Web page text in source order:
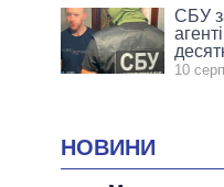
СБУ
10
НОВИНИ